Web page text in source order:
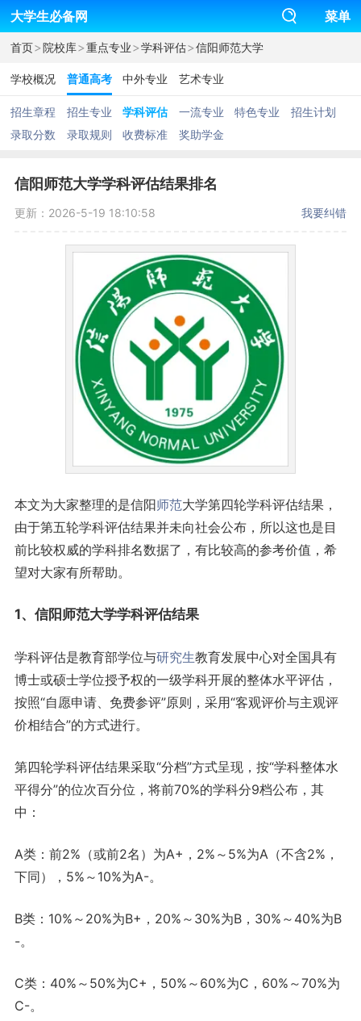
大学生必备网 菜单
首页>院校库>重点专业>学科评估>信阳师范大学
学校概况 普通高考 中外专业 艺术专业
招生章程 招生专业 学科评估 一流专业 特色专业
招生计划
录取分数
录取规则 收费标准 奖助学金
信阳师范大学学科评估结果排名
更新：2026-5-19 18:10:58 我要纠错
本文为大家整理的是信阳师范大学第四轮学科评估结果，
由于第五轮学科评估结果并未向社会公布，所以这也是目
前比较权威的学科排名数据了，有比较高的参考价值，希
望对大家有所帮助。
1、信阳师范大学学科评估结果
学科评估是教育部学位与研究生教育发展中心对全国具有
博士或硕士学位授予权的一级学科开展的整体水平评估，
按照“自愿申请、免费参评”原则，采用“客观评价与主观评
价相结合”的方式进行。
第四轮学科评估结果采取“分档”方式呈现，按“学科整体水
平得分”的位次百分位，将前70%的学科分9档公布，其
中：
A类：前2%（或前2名）为A+，2%～5%为A（不含2%，
下同），5%～10%为A-。
B类：10%～20%为B+，20%～30%为B，30%～40%为B
-。
C类：40%～50%为C+，50%～60%为C，60%～70%为
C-。